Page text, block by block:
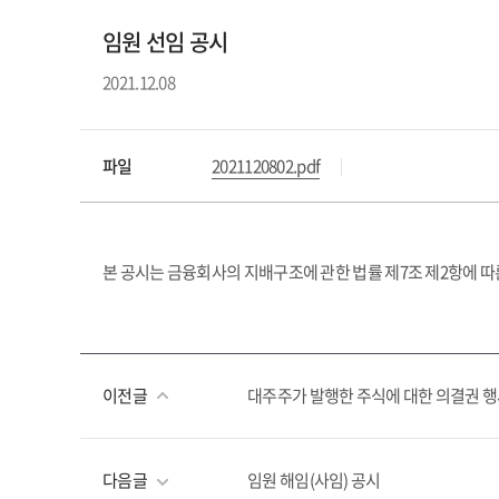
임원 선임 공시
2021.12.08
파일 2021120802.pdf
본 공시는 금융회사의 지배구조에 관한 법률 제7조 제2항에
이전글 대주주가 발행한 주식에 대한 의결권
다음글 임원 해임(사임) 공시